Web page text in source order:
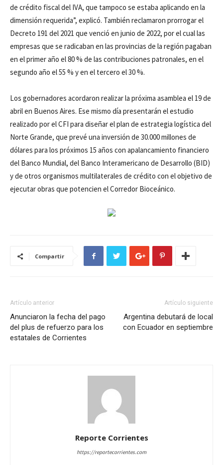
de crédito fiscal del IVA, que tampoco se estaba aplicando en la
dimensión requerida”, explicó. También reclamaron prorrogar el
Decreto 191 del 2021 que venció en junio de 2022, por el cual las
empresas que se radicaban en las provincias de la región pagaban
en el primer año el 80 % de las contribuciones patronales, en el
segundo año el 55 % y en el tercero el 30 %.
Los gobernadores acordaron realizar la próxima asamblea el 19 de
abril en Buenos Aires. Ese mismo día presentarán el estudio
realizado por el CFI para diseñar el plan de estrategia logística del
Norte Grande, que prevé una inversión de 30.000 millones de
dólares para los próximos 15 años con apalancamiento financiero
del Banco Mundial, del Banco Interamericano de Desarrollo (BID)
y de otros organismos multilaterales de crédito con el objetivo de
ejecutar obras que potencien el Corredor Bioceánico.
Compartir
Artículo anterior
Anunciaron la fecha del pago
del plus de refuerzo para los
estatales de Corrientes
Artículo siguiente
Argentina debutará de local
con Ecuador en septiembre
Reporte Corrientes
https://reportecorrientes.com